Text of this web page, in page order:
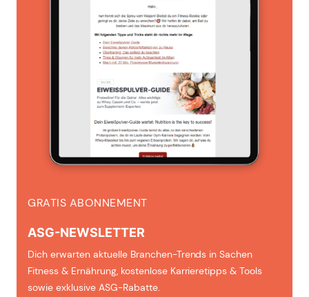
GRATIS ABONNEMENT
ASG-NEWSLETTER
Dich erwarten aktuelle Branchen-Trends in Sachen
Fitness & Ernährung, kostenlose Karrieretipps & Tools
sowie exklusive ASG-Rabatte.